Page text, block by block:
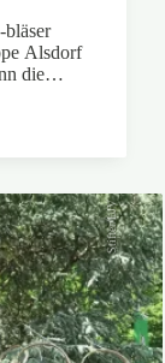
bläser
Alsdorf
die
Stifter/LJV